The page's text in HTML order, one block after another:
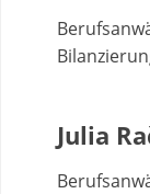
Julia